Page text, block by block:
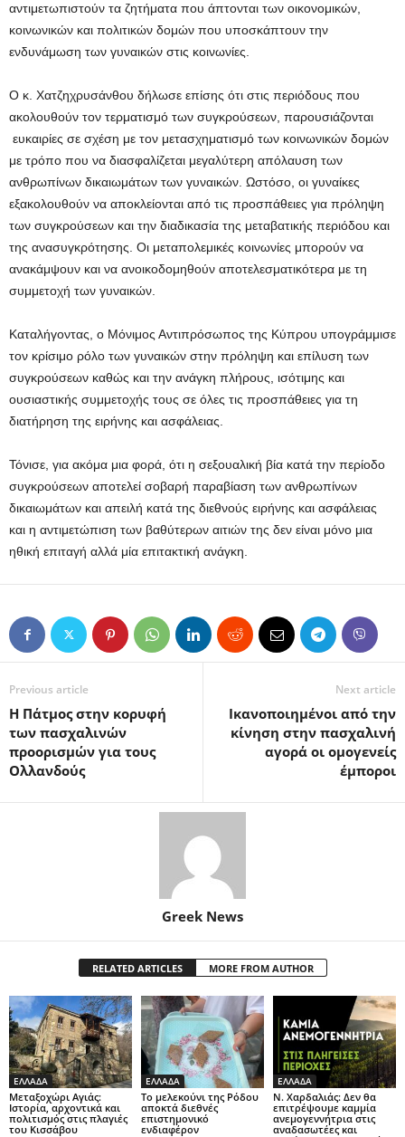
αντιμετωπιστούν τα ζητήματα που άπτονται των οικονομικών,
κοινωνικών και πολιτικών δομών που υποσκάπτουν την
ενδυνάμωση των γυναικών στις κοινωνίες.
Ο κ. Χατζηχρυσάνθου δήλωσε επίσης ότι στις περιόδους που
ακολουθούν τον τερματισμό των συγκρούσεων, παρουσιάζονται
ευκαιρίες σε σχέση με τον μετασχηματισμό των κοινωνικών δομών
με τρόπο που να διασφαλίζεται μεγαλύτερη απόλαυση των
ανθρωπίνων δικαιωμάτων των γυναικών. Ωστόσο, οι γυναίκες
εξακολουθούν να αποκλείονται από τις προσπάθειες για πρόληψη
των συγκρούσεων και την διαδικασία της μεταβατικής περιόδου και
της ανασυγκρότησης. Οι μεταπολεμικές κοινωνίες μπορούν να
ανακάμψουν και να ανοικοδομηθούν αποτελεσματικότερα με τη
συμμετοχή των γυναικών.
Καταλήγοντας, ο Μόνιμος Αντιπρόσωπος της Κύπρου υπογράμμισε
τον κρίσιμο ρόλο των γυναικών στην πρόληψη και επίλυση των
συγκρούσεων καθώς και την ανάγκη πλήρους, ισότιμης και
ουσιαστικής συμμετοχής τους σε όλες τις προσπάθειες για τη
διατήρηση της ειρήνης και ασφάλειας.
Τόνισε, για ακόμα μια φορά, ότι η σεξουαλική βία κατά την περίοδο
συγκρούσεων αποτελεί σοβαρή παραβίαση των ανθρωπίνων
δικαιωμάτων και απειλή κατά της διεθνούς ειρήνης και ασφάλειας
και η αντιμετώπιση των βαθύτερων αιτιών της δεν είναι μόνο μια
ηθική επιταγή αλλά μία επιτακτική ανάγκη.
Previous article
Η Πάτμος στην κορυφή
των πασχαλινών
προορισμών για τους
Ολλανδούς
Next article
Ικανοποιημένοι από την
κίνηση στην πασχαλινή
αγορά οι ομογενείς
έμποροι
Greek News
RELATED ARTICLES MORE FROM AUTHOR
ΕΛΛΑΔΑ
Μεταξοχώρι Αγιάς:
Ιστορία, αρχοντικά και
πολιτισμός στις πλαγιές
του Κισσάβου
ΕΛΛΑΔΑ
Το μελεκούνι της Ρόδου
αποκτά διεθνές
επιστημονικό
ενδιαφέρον
ΕΛΛΑΔΑ
Ν. Χαρδαλιάς: Δεν θα
επιτρέψουμε καμμία
ανεμογεννήτρια στις
αναδασωτέες και